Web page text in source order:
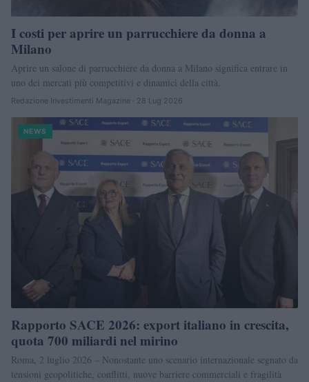
I costi per aprire un parrucchiere da donna a
Milano
Aprire un salone di parrucchiere da donna a Milano significa entrare in
uno dei mercati più competitivi e dinamici della città.
Redazione Investimenti Magazine · 28 Lug 2026
NEWS
Rapporto SACE 2026: export italiano in crescita,
quota 700 miliardi nel mirino
Roma, 2 luglio 2026 – Nonostante uno scenario internazionale segnato da
tensioni geopolitiche, conflitti, nuove barriere commerciali e fragilità